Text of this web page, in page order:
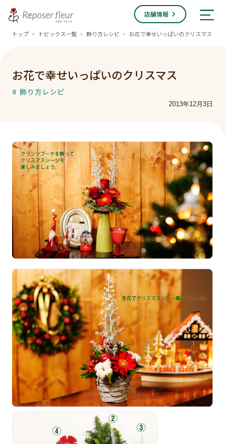
店舗情報
トップ > トピックス一覧 > 飾り方レシピ > お花で幸せいっぱいのクリスマス
お花で幸せいっぱいのクリスマス
# 飾り方レシピ
2013年12月3日